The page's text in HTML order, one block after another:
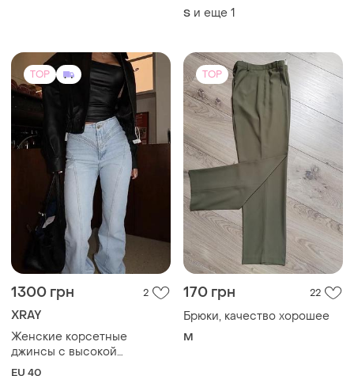
S и еще 1
TOP
1300 грн 2
XRAY
Женские корсетные
джинсы с высокой
посадкой
EU 40
TOP
170 грн 22
Брюки, качество хорошее
M